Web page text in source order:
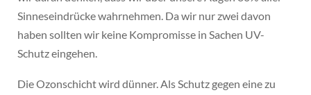
Sinneseindrücke wahrnehmen. Da wir nur zwei davon
haben sollten wir keine Kompromisse in Sachen UV-
Schutz eingehen.
Die Ozonschicht wird dünner. Als Schutz gegen eine zu